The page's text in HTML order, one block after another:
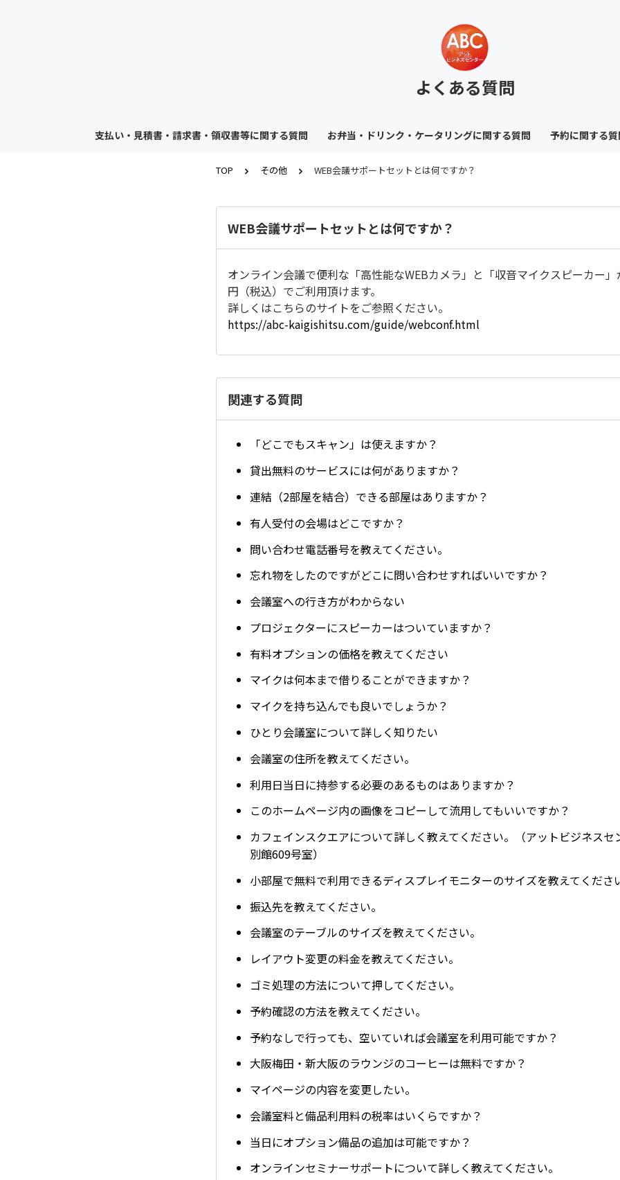
よくある質問
支払い・見積書・請求書・領収書等に関する質問 お弁当・ドリンク・ケータリングに関する質問 予約に関する質
TOP その他 WEB会議サポートセットとは何ですか？
WEB会議サポートセットとは何ですか？
オンライン会議で便利な「高性能なWEBカメラ」と「収音マイクスピーカー
円（税込）でご利用頂けます。
詳しくはこちらのサイトをご参照ください。
https://abc-kaigishitsu.com/guide/webconf.html
関連する質問
「どこでもスキャン」は使えますか？
貸出無料のサービスには何がありますか？
連結（2部屋を結合）できる部屋はありますか？
有人受付の会場はどこですか？
問い合わせ電話番号を教えてください。
忘れ物をしたのですがどこに問い合わせすればいいですか？
会議室への行き方がわからない
プロジェクターにスピーカーはついていますか？
有料オプションの価格を教えてください
マイクは何本まで借りることができますか？
マイクを持ち込んでも良いでしょうか？
ひとり会議室について詳しく知りたい
会議室の住所を教えてください。
利用日当日に持参する必要のあるものはありますか？
このホームページ内の画像をコピーして流用してもいいですか？
カフェインスクエアについて詳しく教えてください。（アットビジネスセ
別館609号室）
小部屋で無料で利用できるディスプレイモニターのサイズを教えてくださ
振込先を教えてください。
会議室のテーブルのサイズを教えてください。
レイアウト変更の料金を教えてください。
ゴミ処理の方法について押してください。
予約確認の方法を教えてください。
予約なしで行っても、空いていれば会議室を利用可能ですか？
大阪梅田・新大阪のラウンジのコーヒーは無料ですか？
マイページの内容を変更したい。
会議室料と備品利用料の税率はいくらですか？
当日にオプション備品の追加は可能ですか？
オンラインセミナーサポートについて詳しく教えてください。